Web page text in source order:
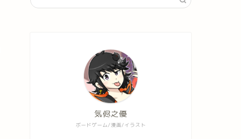
ボードゲーム/漫画/イラスト
気侭之優